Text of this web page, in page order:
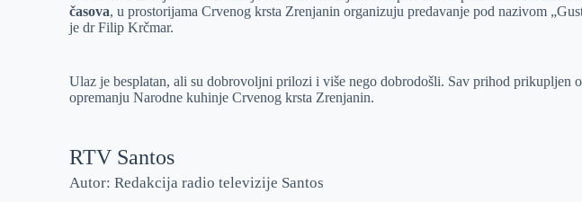
r
n
A
p
i
časova, u prostorijama Crvenog krsta Zrenjanin organizuju predavanje pod nazivom
je dr Filip Krčmar.
Ulaz je besplatan, ali su dobrovoljni prilozi i više nego dobrodošli. Sav prihod prikupljen
opremanju Narodne kuhinje Crvenog krsta Zrenjanin.
RTV Santos
Autor: Redakcija radio televizije Santos